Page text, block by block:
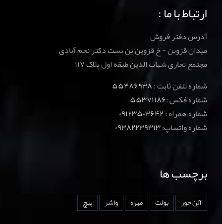
ارتباط با ما :
آدرس دفتر فروش
میدان قزوین - خ قزوین بن بست دکتر نجم آبادی
مجتمع تجاری شهاب الدین طبقه اول پلاک ۱۱۷
شماره تلفن ثابت :۵۵۴۸۶۹۳۸
شماره فکس :۵۵۳۷۱۱۸۶
شماره همراه :۰۹۱۲۳۵۰۳۶۴۲
شماره واتساپ:۰۹۳۸۲۲۳۹۳۱۳
برچسب ها
آلن خور بولت مهره واشر پیچ